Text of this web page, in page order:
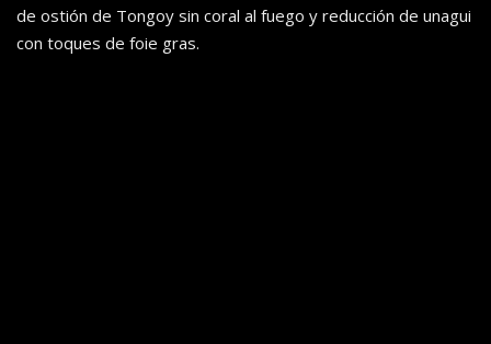
de ostión de Tongoy sin coral al fuego y reducción de unagui
con toques de foie gras.